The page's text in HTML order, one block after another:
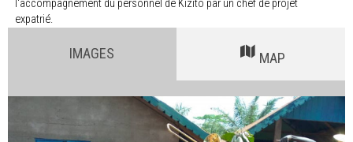
l‘accompagnement du personnel de Kizito par un chef de projet
expatrié.
IMAGES MAP